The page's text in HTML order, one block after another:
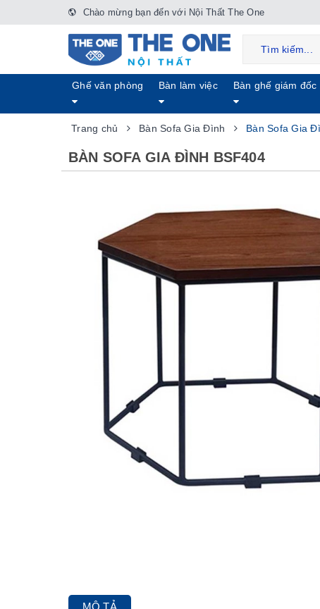
Chào mừng bạn đến với Nội Thất The One
Ghế văn phòng Bàn làm việc Bàn ghế giám đốc
Trang chủ Bàn Sofa Gia Đình Bàn Sofa Gia
BÀN SOFA GIA ĐÌNH BSF404